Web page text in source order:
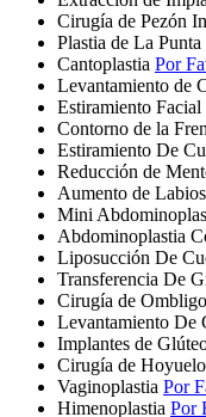
Cirugía de Pezón
Plastia de La
Cantoplastia Por
Levantamiento de
Estiramiento
Contorno de la
Estiramiento De
Reducción de
Aumento de Labios
Mini
Abdominoplastia
Liposucción De
Transferencia De
Cirugía de Ombligo
Levantamiento De
Implantes de
Cirugía de
Vaginoplastia Por
Himenoplastia Por